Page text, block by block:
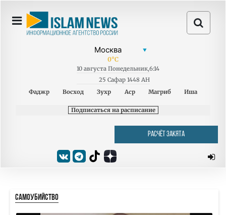
0°C
10 августа Понедельник,6:14
25 Сафар 1448 AH
Фаджр
Восход Зухр Аср Магриб Иша
Подписаться на расписание
РАСЧЁТ ЗАКЯТА
САМОУБИЙСТВО